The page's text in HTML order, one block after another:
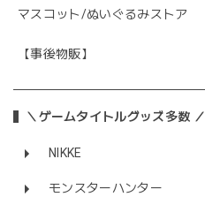
マスコット/ぬいぐるみストア
【事後物販】
＼ゲームタイトルグッズ多数 ／
NIKKE
モンスターハンター